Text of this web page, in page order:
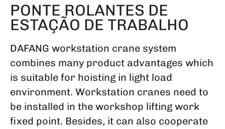
PONTE ROLANTES DE
ESTAÇÃO DE TRABALHO
DAFANG workstation crane system
combines many product advantages which
is suitable for hoisting in light load
environment. Workstation cranes need to
be installed in the workshop lifting work
fixed point. Besides, it can also cooperate